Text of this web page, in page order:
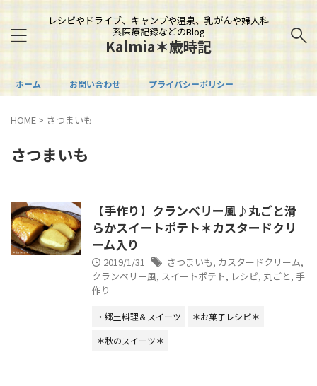
レシピやドライブ、キャンプや温泉、乳がんや婦人科
系医療記録などのBlog
Kalmia＊歳時記
ホーム お問い合わせ プライバシーポリシー
HOME > さつまいも
さつまいも
【手作り】クランベリー風♪丸ごと滑
らかスイートポテト＊カスタードクリ
ーム入り
2019/1/31 さつまいも, カスタードクリーム,
クランベリー風, スイートポテト, レシピ, 丸ごと, 手
作り
・郷土料理＆スイーツ
＊お菓子レシピ＊
＊秋のスイーツ＊